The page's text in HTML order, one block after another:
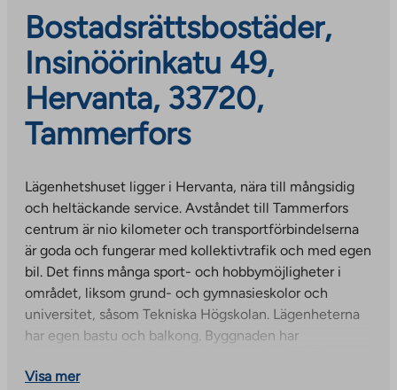
Bostadsrättsbostäder,
Insinöörinkatu 49,
Hervanta, 33720,
Tammerfors
Lägenhetshuset ligger i Hervanta, nära till mångsidig
och heltäckande service. Avståndet till Tammerfors
centrum är nio kilometer och transportförbindelserna
är goda och fungerar med kollektivtrafik och med egen
bil. Det finns många sport- och hobbymöjligheter i
området, liksom grund- och gymnasieskolor och
universitet, såsom Tekniska Högskolan. Lägenheterna
har egen bastu och balkong. Byggnaden har
utomhus samt tvättstuga och torkrum.
Visa mer